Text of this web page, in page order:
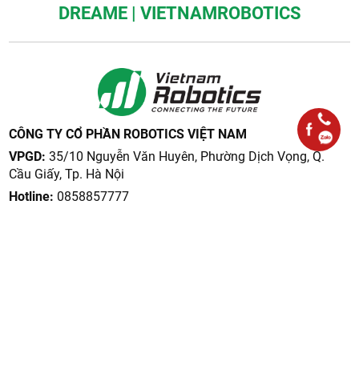
DREAME | VIETNAMROBOTICS
CÔNG TY CỔ PHẦN ROBOTICS VIỆT NAM
VPGD: 35/10 Nguyễn Văn Huyên, Phường Dịch Vọng, Q.
Cầu Giấy, Tp. Hà Nội
Hotline: 0858857777